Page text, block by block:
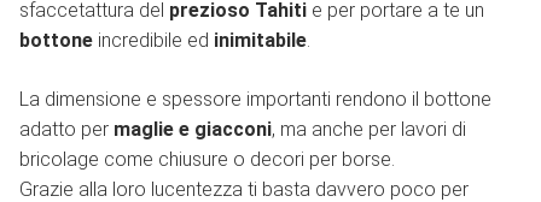
sfaccetattura del prezioso Tahiti e per portare a te un
bottone incredibile ed inimitabile.
La dimensione e spessore importanti rendono il bottone
adatto per maglie e giacconi, ma anche per lavori di
bricolage come chiusure o decori per borse.
Grazie alla loro lucentezza ti basta davvero poco per